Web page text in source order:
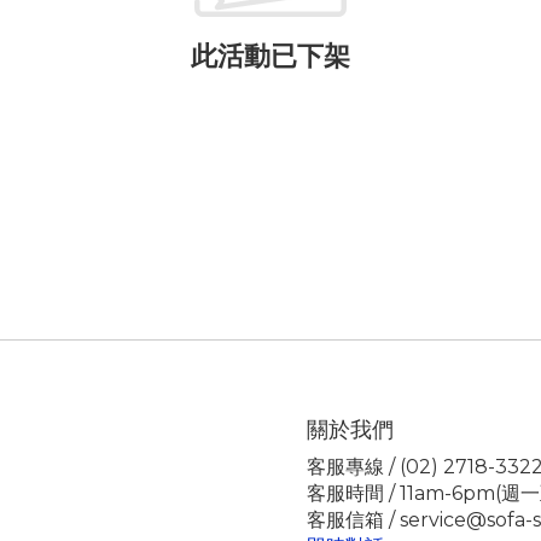
此活動已下架
關於我們
客服專線 / (02) 2718-3322
客服時間 / 11am-6pm(週
客服信箱 /